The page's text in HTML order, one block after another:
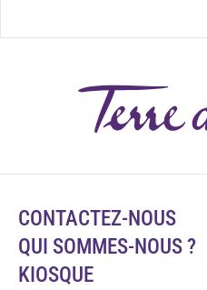
CONTACTEZ-NOUS
QUI SOMMES-NOUS ?
KIOSQUE